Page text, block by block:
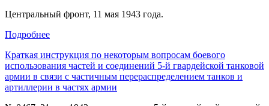
Центральный фронт, 11 мая 1943 года.
Подробнее
Краткая инструкция по некоторым вопросам боевого
использования частей и соединений 5-й гвардейской танковой
армии в связи с частичным перераспределением танков и
артиллерии в частях армии